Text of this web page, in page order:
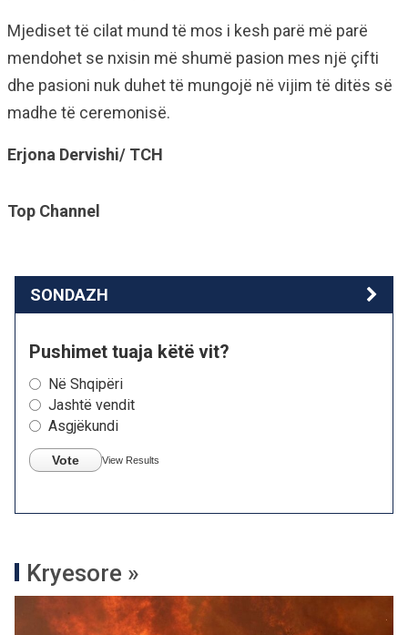
Mjediset të cilat mund të mos i kesh parë më parë
mendohet se nxisin më shumë pasion mes një çifti
dhe pasioni nuk duhet të mungojë në vijim të ditës së
madhe të ceremonisë.
Erjona Dervishi/ TCH
Top Channel
SONDAZH
Pushimet tuaja këtë vit?
Në Shqipëri
Jashtë vendit
Asgjëkundi
Vote View Results
Kryesore »